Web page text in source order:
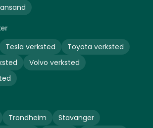
Tesla verksted Toyota verksted
Volvo verksted
Trondheim
Stavanger